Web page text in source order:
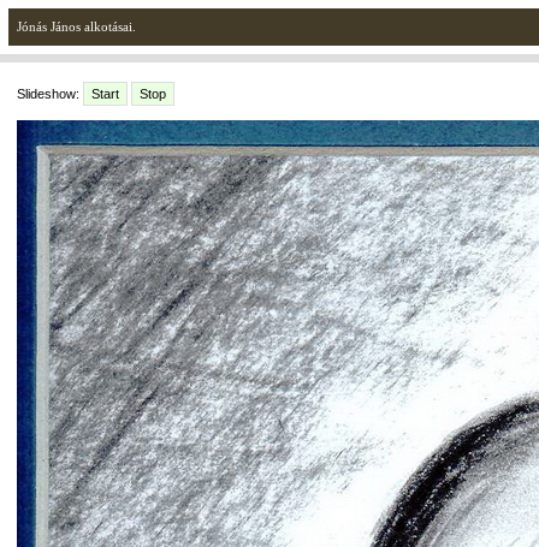
Jónás János alkotásai.
Slideshow: Start Stop